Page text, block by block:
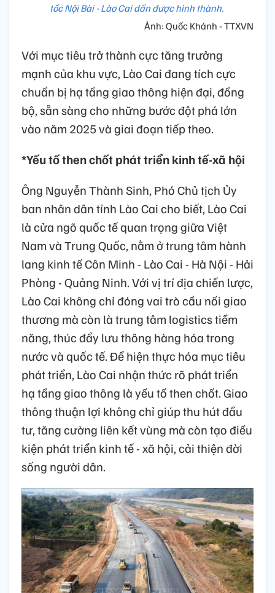
tốc Nội Bài - Lào Cai dần được hình thành.
Ảnh: Quốc Khánh - TTXVN
Với mục tiêu trở thành cực tăng trưởng
mạnh của khu vực, Lào Cai đang tích cực
chuẩn bị hạ tầng giao thông hiện đại, đồng
bộ, sẵn sàng cho những bước đột phá lớn
vào năm 2025 và giai đoạn tiếp theo.
*Yếu tố then chốt phát triển kinh tế-xã hội
Ông Nguyễn Thành Sinh, Phó Chủ tịch Ủy
ban nhân dân tỉnh Lào Cai cho biết, Lào Cai
là cửa ngõ quốc tế quan trọng giữa Việt
Nam và Trung Quốc, nằm ở trung tâm hành
lang kinh tế Côn Minh - Lào Cai - Hà Nội - Hải
Phòng - Quảng Ninh. Với vị trí địa chiến lược,
Lào Cai không chỉ đóng vai trò cầu nối giao
thương mà còn là trung tâm logistics tiềm
năng, thúc đẩy lưu thông hàng hóa trong
nước và quốc tế. Để hiện thực hóa mục tiêu
phát triển, Lào Cai nhận thức rõ phát triển
hạ tầng giao thông là yếu tố then chốt. Giao
thông thuận lợi không chỉ giúp thu hút đầu
tư, tăng cường liên kết vùng mà còn tạo điều
kiện phát triển kinh tế - xã hội, cải thiện đời
sống người dân.